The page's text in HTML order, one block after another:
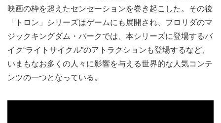
映画の枠を超えたセンセーションを巻き起こした。その後
「トロン」シリーズはゲームにも展開され、フロリダのマ
ジックキングダム・パークでは、本シリーズに登場するバ
イク“ライトサイクル”のアトラクションも登場するなど、
いまもなお多くの人々に影響を与える世界的な人気コンテ
ンツの一つとなっている。